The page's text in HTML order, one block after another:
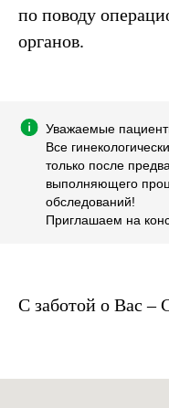
по поводу
органов.
Уважаемые
Все
только после
выполняющего
обследований!
Приглашаем на
С заботой о Вас